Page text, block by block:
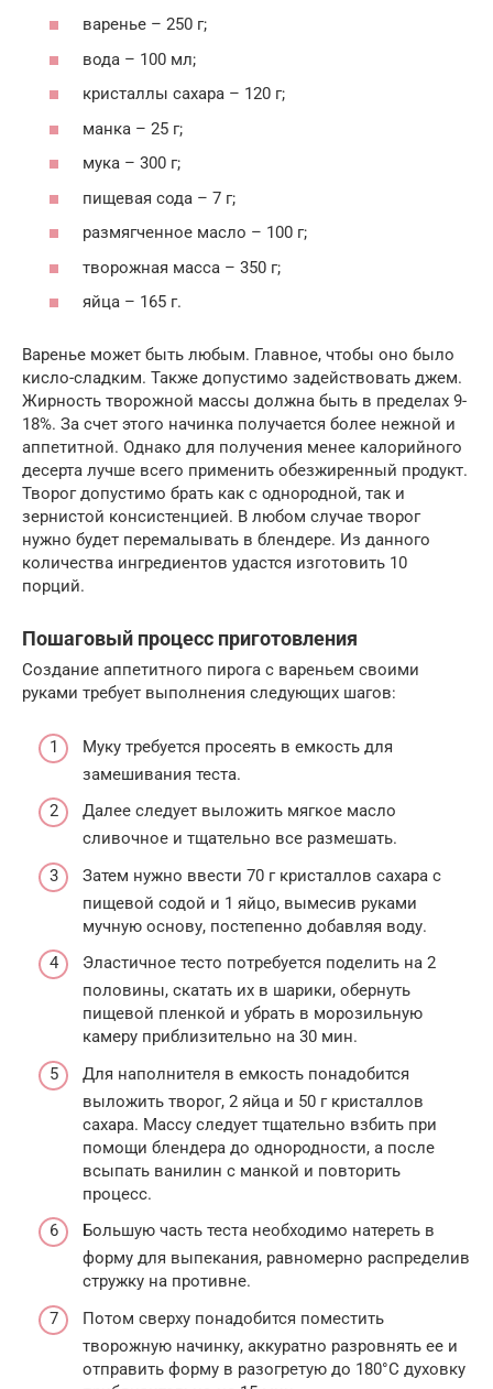
варенье – 250 г;
вода – 100 мл;
кристаллы сахара – 120 г;
манка – 25 г;
мука – 300 г;
пищевая сода – 7 г;
размягченное масло – 100 г;
творожная масса – 350 г;
яйца – 165 г.
Варенье может быть любым. Главное, чтобы оно было
кисло-сладким. Также допустимо задействовать джем.
Жирность творожной массы должна быть в пределах 9-
18%. За счет этого начинка получается более нежной и
аппетитной. Однако для получения менее калорийного
десерта лучше всего применить обезжиренный продукт.
Творог допустимо брать как с однородной, так и
зернистой консистенцией. В любом случае творог
нужно будет перемалывать в блендере. Из данного
количества ингредиентов удастся изготовить 10
порций.
Пошаговый процесс приготовления
Создание аппетитного пирога с вареньем своими
руками требует выполнения следующих шагов:
Муку требуется просеять в емкость для
замешивания теста.
Далее следует выложить мягкое масло
сливочное и тщательно все размешать.
Затем нужно ввести 70 г кристаллов сахара с
пищевой содой и 1 яйцо, вымесив руками
мучную основу, постепенно добавляя воду.
Эластичное тесто потребуется поделить на 2
половины, скатать их в шарики, обернуть
пищевой пленкой и убрать в морозильную
камеру приблизительно на 30 мин.
Для наполнителя в емкость понадобится
выложить творог, 2 яйца и 50 г кристаллов
сахара. Массу следует тщательно взбить при
помощи блендера до однородности, а после
всыпать ванилин с манкой и повторить
процесс.
Большую часть теста необходимо натереть в
форму для выпекания, равномерно распределив
стружку на противне.
Потом сверху понадобится поместить
творожную начинку, аккуратно разровнять ее и
отправить форму в разогретую до 180°С духовку